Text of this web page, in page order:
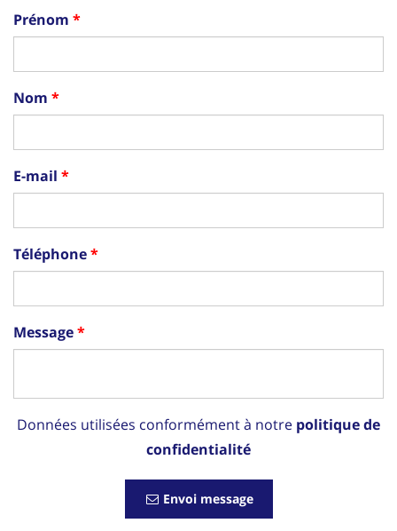
Prénom
Nom
E-mail
Téléphone
Message
Données utilisées conformément à notre politique de
confidentialité
Envoi message